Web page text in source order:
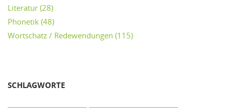
Literatur (28)
Phonetik (48)
Wortschatz / Redewendungen (115)
SCHLAGWORTE